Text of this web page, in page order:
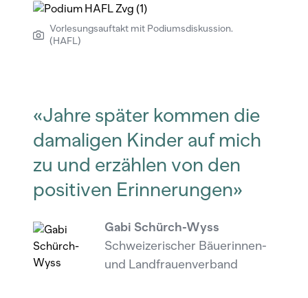
Vorlesungsauftakt mit Podiumsdiskussion.
(HAFL)
«Jahre später kommen die
damaligen Kinder auf mich
zu und erzählen von den
positiven Erinnerungen»
Gabi Schürch-Wyss
Schweizerischer Bäuerinnen-
und Landfrauenverband